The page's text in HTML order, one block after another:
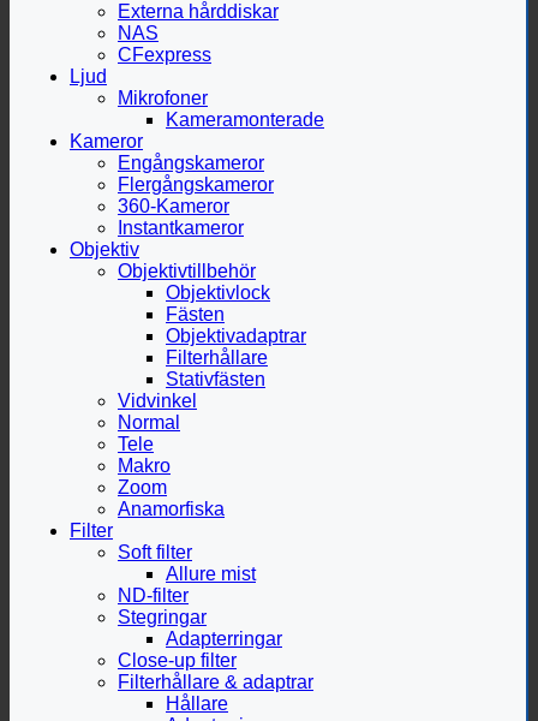
Externa hårddiskar
NAS
CFexpress
Ljud
Mikrofoner
Kameramonterade
Kameror
Engångskameror
Flergångskameror
360-Kameror
Instantkameror
Objektiv
Objektivtillbehör
Objektivlock
Fästen
Objektivadaptrar
Filterhållare
Stativfästen
Vidvinkel
Normal
Tele
Makro
Zoom
Anamorfiska
Filter
Soft filter
Allure mist
ND-filter
Stegringar
Adapterringar
Close-up filter
Filterhållare & adaptrar
Hållare